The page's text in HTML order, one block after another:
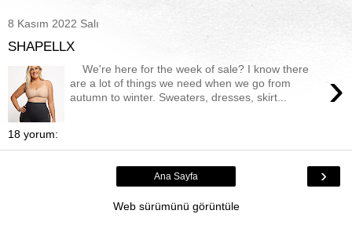
8 Kasım 2022 Salı
SHAPELLX
›
We're here for the week of sale? I know there
are a lot of things we need when we go from
autumn to winter. Sweaters, dresses, skirt...
18 yorum:
›
Ana Sayfa
Web sürümünü görüntüle